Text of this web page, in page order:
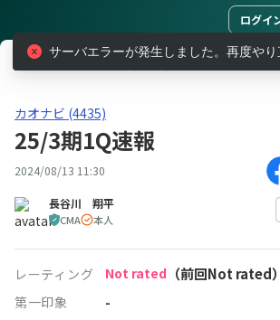
ログイ
レポート
カオナビ(4435)25/3期1Q速報
カオナビ (4435)
25/3期1Q速報
2024/08/13 11:30
長谷川 翔平
CMA 本人
レーティング Not rated （前回Not rated）
第一印象 -
サーバエラーが発生しました。再度やり